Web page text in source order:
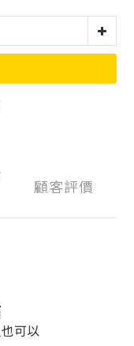
顧客評價
可以